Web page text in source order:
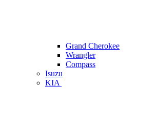
Grand Cherokee
Wrangler
Compass
Isuzu
KIA